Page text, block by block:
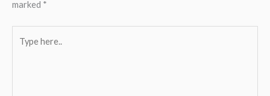
marked *
here..